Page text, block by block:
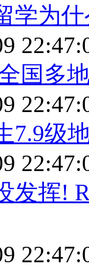
学为
国多
7.9级
发挥!